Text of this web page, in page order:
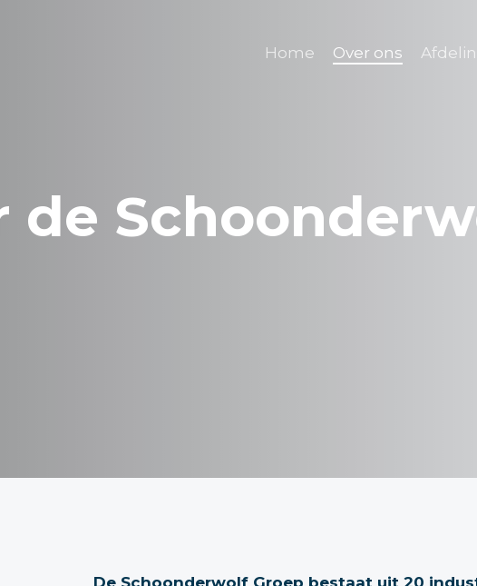
Home Over ons
de
De Schoonderwolf Groep bestaat uit 20